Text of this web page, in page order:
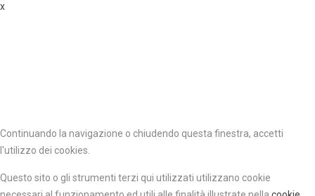
x
Continuando la navigazione o chiudendo questa finestra, accetti
l'utilizzo dei cookies.
Questo sito o gli strumenti terzi qui utilizzati utilizzano cookie